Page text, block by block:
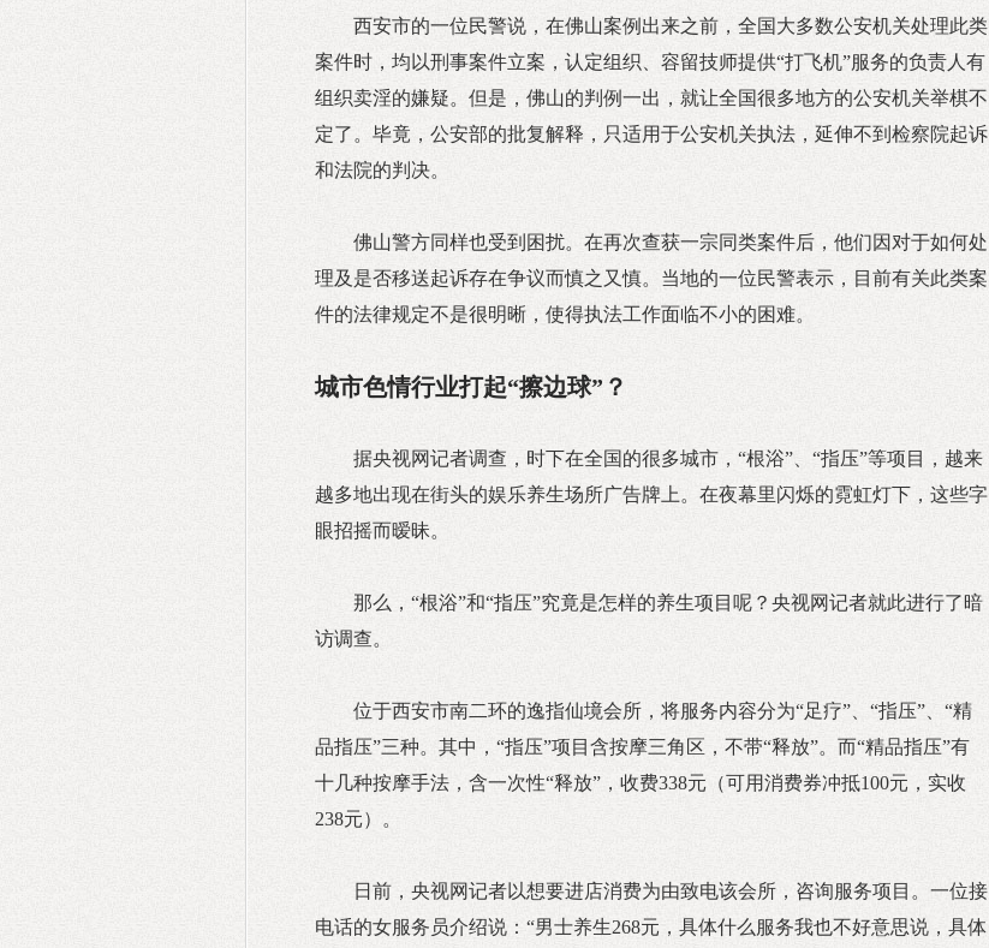
西安市的一位民警说，在佛山案例出来之前，全国大多数公安机关处理此类
案件时，均以刑事案件立案，认定组织、容留技师提供“打飞机”服务的负责人有
组织卖淫的嫌疑。但是，佛山的判例一出，就让全国很多地方的公安机关举棋不
定了。毕竟，公安部的批复解释，只适用于公安机关执法，延伸不到检察院起诉
和法院的判决。
佛山警方同样也受到困扰。在再次查获一宗同类案件后，他们因对于如何处
理及是否移送起诉存在争议而慎之又慎。当地的一位民警表示，目前有关此类案
件的法律规定不是很明晰，使得执法工作面临不小的困难。
城市色情行业打起“擦边球”？
据央视网记者调查，时下在全国的很多城市，“根浴”、“指压”等项目，越来
越多地出现在街头的娱乐养生场所广告牌上。在夜幕里闪烁的霓虹灯下，这些字
眼招摇而暧昧。
那么，“根浴”和“指压”究竟是怎样的养生项目呢？央视网记者就此进行了暗
访调查。
位于西安市南二环的逸指仙境会所，将服务内容分为“足疗”、“指压”、“精
品指压”三种。其中，“指压”项目含按摩三角区，不带“释放”。而“精品指压”有
十几种按摩手法，含一次性“释放”，收费338元（可用消费券冲抵100元，实收
238元）。
日前，央视网记者以想要进店消费为由致电该会所，咨询服务项目。一位接
电话的女服务员介绍说：“男士养生268元，具体什么服务我也不好意思说，具体